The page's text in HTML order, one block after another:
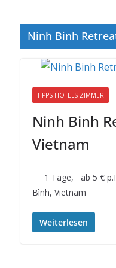
Ninh Binh
TIPPS HOTELS ZIMMER
Ninh Binh
Vietnam
1 Tage, ab 5 €
Bình, Vietnam
Weiterlesen